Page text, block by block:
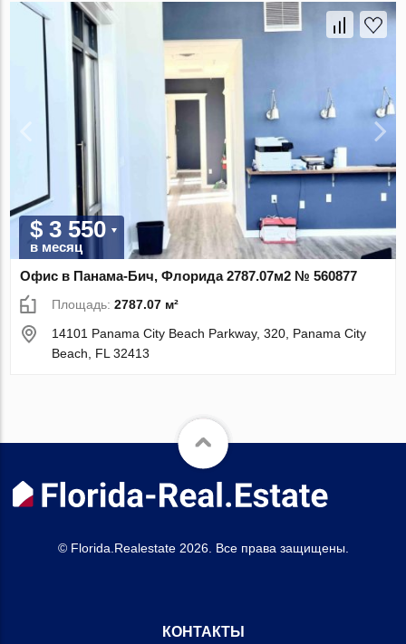
$ 3 550
в месяц
Офис в Панама-Бич, Флорида 2787.07м2 № 560877
Площадь:2787.07 м²
14101 Panama City Beach Parkway, 320, Panama City
Beach, FL 32413
© Florida.Realestate 2026. Все права защищены.
КОНТАКТЫ